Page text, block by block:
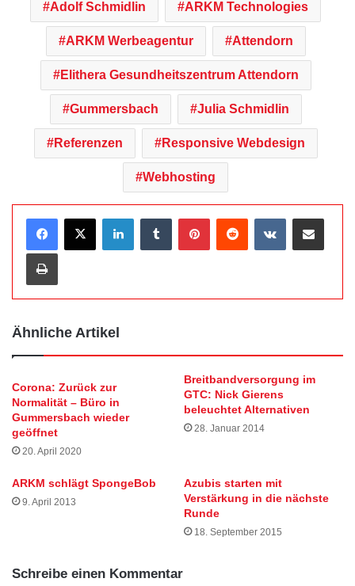
Adolf Schmidlin ARKM Technologies
ARKM Werbeagentur Attendorn
Elithera Gesundheitszentrum Attendorn
Gummersbach Julia Schmidlin
Referenzen Responsive Webdesign
Webhosting
Ähnliche Artikel
Corona: Zurück zur
Normalität – Büro in
Gummersbach wieder
geöffnet
20. April 2020
Breitbandversorgung im
GTC: Nick Gierens
beleuchtet Alternativen
28. Januar 2014
ARKM schlägt SpongeBob
9. April 2013
Azubis starten mit
Verstärkung in die nächste
Runde
18. September 2015
Schreibe einen Kommentar